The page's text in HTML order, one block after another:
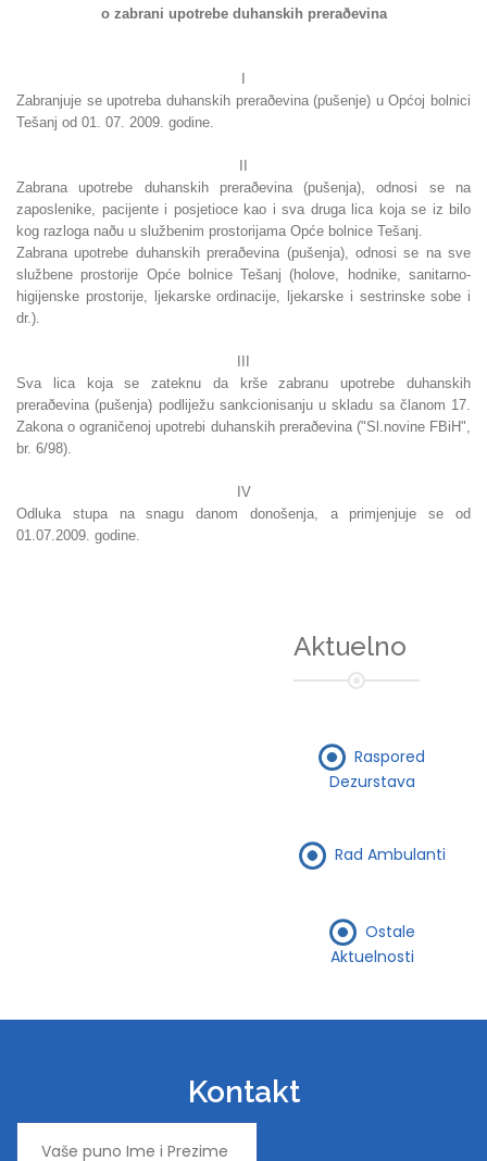
o zabrani upotrebe duhanskih preraðevina
Zabranjuje se upotreba duhanskih preraðevina (pušenje) u Općoj bolnici
Tešanj od 01. 07. 2009. godine.
Zabrana upotrebe duhanskih preraðevina (pušenja), odnosi se na
zaposlenike, pacijente i posjetioce kao i sva druga lica koja se iz bilo
kog razloga naðu u službenim prostorijama Opće bolnice Tešanj.
Zabrana upotrebe duhanskih preraðevina (pušenja), odnosi se na sve
službene prostorije Opće bolnice Tešanj (holove, hodnike, sanitarno-
higijenske prostorije, ljekarske ordinacije, ljekarske i sestrinske sobe i
dr.).
Sva lica koja se zateknu da krše zabranu upotrebe duhanskih
preraðevina (pušenja) podliježu sankcionisanju u skladu sa članom 17.
Zakona o ograničenoj upotrebi duhanskih preraðevina ("Sl.novine FBiH",
br. 6/98).
IV
Odluka stupa na snagu danom donošenja, a primjenjuje se od
01.07.2009. godine.
Aktuelno
Raspored
Dezurstava
Rad Ambulanti
Ostale
Aktuelnosti
Kontakt